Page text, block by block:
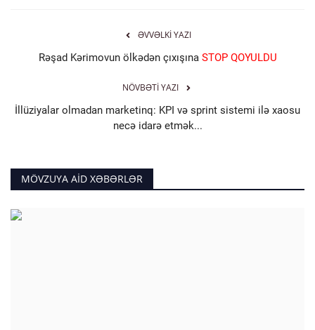
ƏVVƏLKI YAZI
Rəşad Kərimovun ölkədən çıxışına STOP QOYULDU
NÖVBƏTI YAZI
İllüziyalar olmadan marketinq: KPI və sprint sistemi ilə xaosu
necə idarə etmək...
MÖVZUYA AID XƏBƏRLƏR